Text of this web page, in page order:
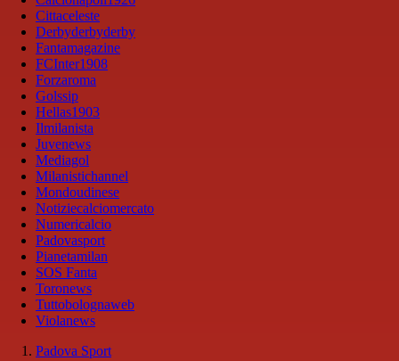
Cittaceleste
Derbyderbyderby
Fantamagazine
FCInter1908
Forzaroma
Golssip
Hellas1903
Ilmilanista
Juvenews
Mediagol
Milanistichannel
Mondoudinese
Notiziecalciomercato
Numericalcio
Padovasport
Pianetamilan
SOS Fanta
Toronews
Tuttobolognaweb
Violanews
Padova Sport